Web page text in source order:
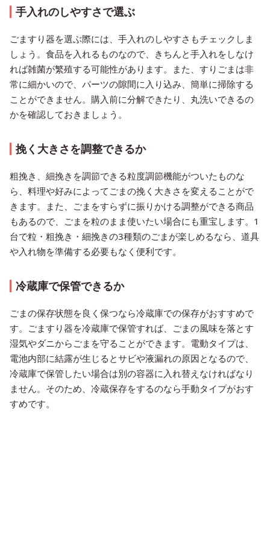
手入れのしやすさで選ぶ
ごますり器を選ぶ際には、手入れのしやすさもチェックしま
しょう。食品を入れるものなので、きちんと手入れをしなけ
れば雑菌が繁殖する可能性があります。また、すりごまは非
常に細かいので、パーツの隙間に入り込み、簡単に掃除する
ことができません。購入前に分解できたり、丸洗いできるの
かを確認しておきましょう。
挽く大きさを調整できるか
粗挽き、細挽きを調節できる粒度調節機能がついたものな
ら、料理や好みによってごまの挽く大きさを変えることがで
きます。また、ごまをすらずに振りかける調整ができる商品
もあるので、ごまを粒のまま使いたい場合にも重宝します。1
台で粒・粗挽き・細挽きの3種類のごまが楽しめるなら、道具
や入れ物を準備する必要もなく便利です。
冷蔵庫で保管できるか
ごまの保存状態を良く保つなら冷蔵庫での保存がおすすめで
す。ごますり器を冷蔵庫で保管すれば、ごまの風味を落とす
湿気やダニからごまを守ることができます。電動タイプは、
電池内部に結露が生じるとサビや液漏れの原因となるので、
冷蔵庫で保管したい場合は別の容器に入れ替えなければなり
ません。そのため、冷蔵保存をするのなら手動タイプがおす
すめです。